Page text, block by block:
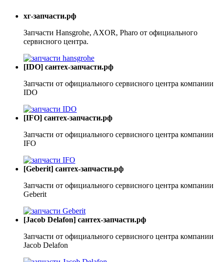
хг-запчасти.рф
Запчасти Hansgrohe, AXOR, Pharo от официального
сервисного центра.
[IDO] сантех-запчасти.рф
Запчасти от официального сервисного центра компании
IDO
[IFO] сантех-запчасти.рф
Запчасти от официального сервисного центра компании
IFO
[Geberit] сантех-запчасти.рф
Запчасти от официального сервисного центра компании
Geberit
[Jacob Delafon] сантех-запчасти.рф
Запчасти от официального сервисного центра компании
Jacob Delafon